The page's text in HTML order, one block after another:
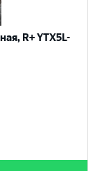
R+ YTX5L-